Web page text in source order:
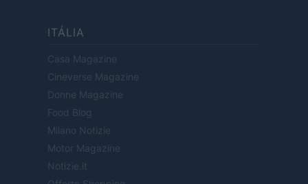
ITÁLIA
Casa Magazine
Cineverse Magazine
Donne Magazine
Food Blog
Milano Notizie
Motor Magazine
Notizie.it